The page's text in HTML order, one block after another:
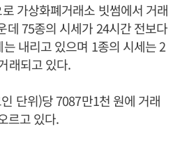
가상화폐거래소 빗썸에서 거래
데 75종의 시세가 24시간 전보다
내리고 있으며 1종의 시세는 2
래되고 있다.
단위)당 7087만1천 원에 거래
르고 있다.